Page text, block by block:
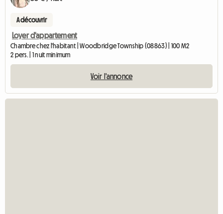
A découvrir
Loyer d'appartement
Chambre chez l'habitant | Woodbridge Township (08863) | 100 M2
2 pers. | 1 nuit minimum
Voir l'annonce